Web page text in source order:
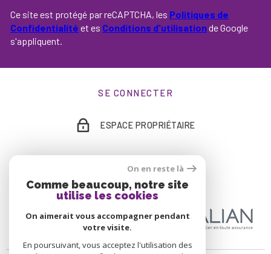
Ce site est protégé par reCAPTCHA, les Politiques de
Confidentialité et es Conditions d'utilisationde Google
s'appliquent.
SE CONNECTER
ESPACE PROPRIÉTAIRE
On en reste là
Comme beaucoup, notre site
utilise les cookies
On aimerait vous accompagner pendant
votre visite.
En poursuivant, vous acceptez l'utilisation des